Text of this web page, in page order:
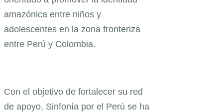
amazónica entre niños y
adolescentes en la zona fronteriza
entre Perú y Colombia.
Con el objetivo de fortalecer su red
de apoyo, Sinfonía por el Perú se ha